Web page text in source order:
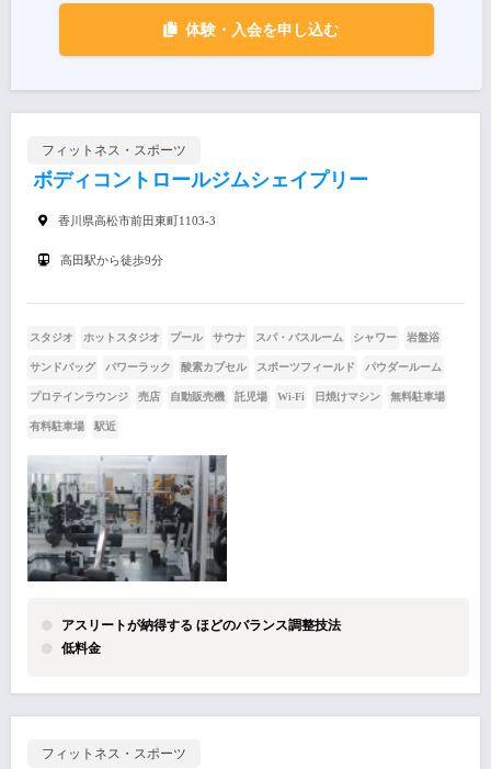
体験・入会を申し込む
フィットネス・スポーツ
ボディコントロールジムシェイプリー
香川県高松市前田東町1103-3
高田駅から徒歩9分
スタジオ ホットスタジオ プール サウナ スパ・バスルーム シャワー 岩盤浴
サンドバッグ パワーラック 酸素カプセル スポーツフィールド パウダールーム
プロテインラウンジ 売店 自動販売機 託児場 Wi-Fi 日焼けマシン 無料駐車場
有料駐車場 駅近
アスリートが納得する ほどのバランス調整技法
低料金
フィットネス・スポーツ